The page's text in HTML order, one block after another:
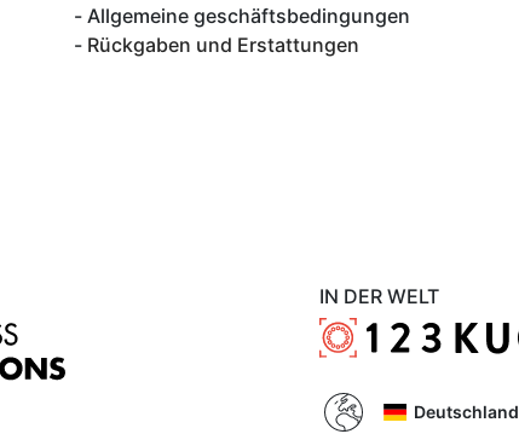
Allgemeine geschäftsbedingungen
Rückgaben und Erstattungen
IN DER WELT
Deutschland